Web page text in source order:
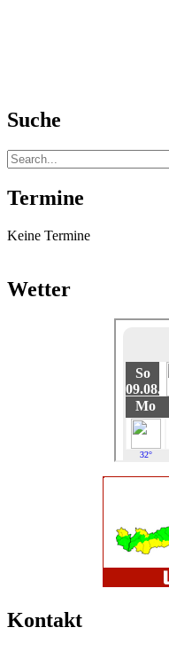
Suche
Termine
Keine Termine
Wetter
Kontakt